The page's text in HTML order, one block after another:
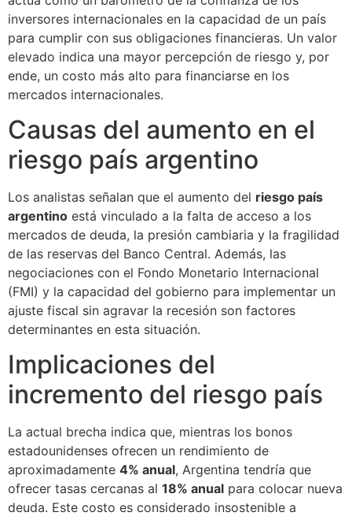
inversores internacionales en la capacidad de un país
para cumplir con sus obligaciones financieras. Un valor
elevado indica una mayor percepción de riesgo y, por
ende, un costo más alto para financiarse en los
mercados internacionales.
Causas del aumento en el
riesgo país argentino
Los analistas señalan que el aumento del riesgo país
argentino está vinculado a la falta de acceso a los
mercados de deuda, la presión cambiaria y la fragilidad
de las reservas del Banco Central. Además, las
negociaciones con el Fondo Monetario Internacional
(FMI) y la capacidad del gobierno para implementar un
ajuste fiscal sin agravar la recesión son factores
determinantes en esta situación.
Implicaciones del
incremento del riesgo país
La actual brecha indica que, mientras los bonos
estadounidenses ofrecen un rendimiento de
aproximadamente 4% anual, Argentina tendría que
ofrecer tasas cercanas al 18% anual para colocar nueva
deuda. Este costo es considerado insostenible a